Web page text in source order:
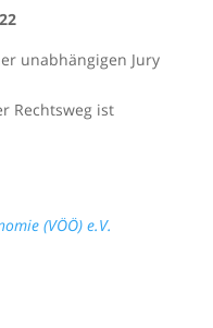
unabhängigen Jury
Rechtsweg ist
(VÖÖ) e.V.